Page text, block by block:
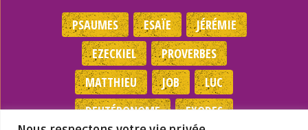
PSAUMES ESAÏE
JÉRÉMIE
EZECKIEL
PROVERBES
MATTHIEU
JOB
LUC
DEUTÉRONOME
EXODES